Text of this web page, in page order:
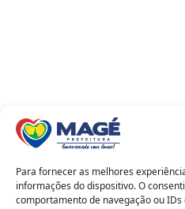
Para fornecer as melhores
informações do dispositivo. O
comportamento de navegação ou